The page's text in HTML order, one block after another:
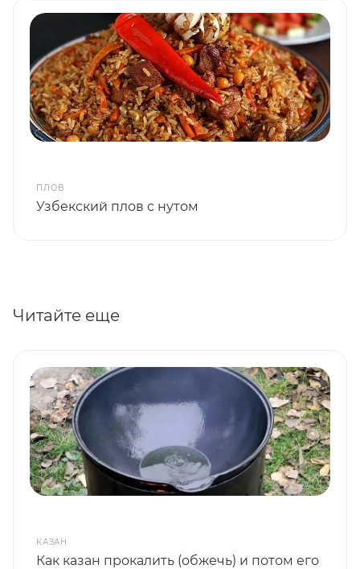
ПЛОВ
Узбекский плов с нутом
Читайте еще
КАЗАН
Как казан прокалить (обжечь) и потом его